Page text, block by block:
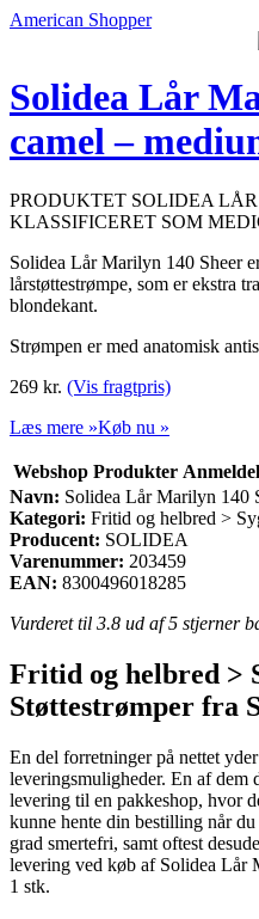
American Shopper
Solidea Lår
camel –
PRODUKTET SOLIDEA
KLASSIFICERET SOM
Solidea Lår Marilyn 140 Sheer
lårstøttestrømpe, som er ekstra
blondekant.
Strømpen er med anatomisk
269 kr. (Vis fragtpris)
Læs mere »Køb nu »
Webshop Produkter
Navn: Solidea Lår Marilyn 140
Kategori: Fritid og helbred >
Producent: SOLIDEA
Varenummer: 203459
EAN: 8300496018285
Vurderet til 3.8 ud af 5 stjerner
Fritid og helbred >
Støttestrømper fra
En del forretninger på nettet
leveringsmuligheder. En af dem
levering til en pakkeshop, hvor
kunne hente din bestilling når
grad smertefri, samt oftest
levering ved køb af Solidea Lår
1 stk.